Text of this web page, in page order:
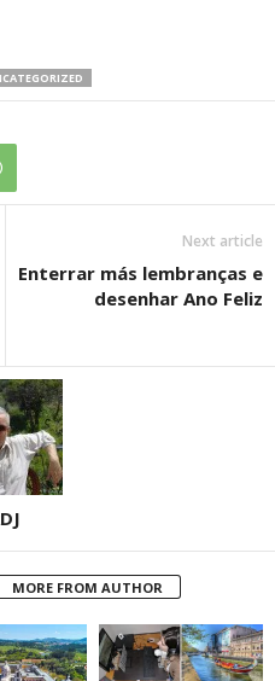
Next article
Enterrar más lembranças e
desenhar Ano Feliz
MORE FROM AUTHOR